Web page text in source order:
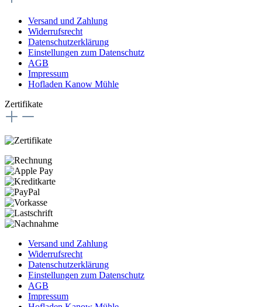
Versand und Zahlung
Widerrufsrecht
Datenschutzerklärung
Einstellungen zum Datenschutz
AGB
Impressum
Hofladen Kanow Mühle
Zertifikate
Versand und Zahlung
Widerrufsrecht
Datenschutzerklärung
Einstellungen zum Datenschutz
AGB
Impressum